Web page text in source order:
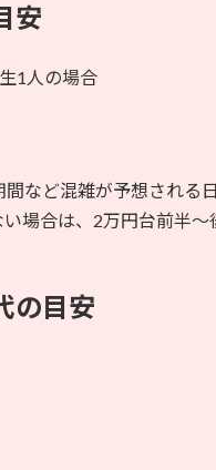
安
1人の場合
など混雑が予想される
場合は、2万円台前半〜
の目安